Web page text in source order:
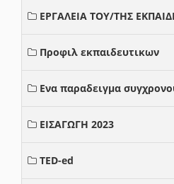
ΕΡΓΑΛΕΙΑ ΤΟΥ/ΤΗΣ
Προφιλ εκπαιδευτικων
Ενα παραδειγμα
ΕΙΣΑΓΩΓΗ 2023
TED-ed